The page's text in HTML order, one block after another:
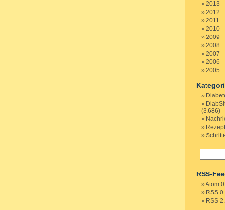
2013
2012
2011
2010
2009
2008
2007
2006
2005
(3.686)
RSS-
Atom
RSS
RSS